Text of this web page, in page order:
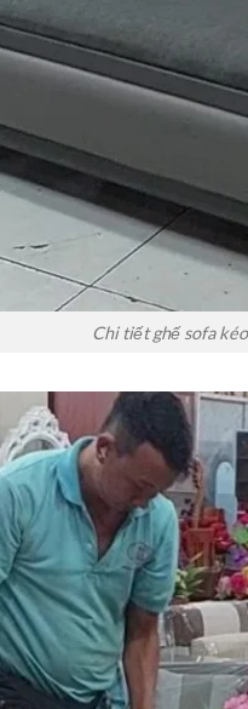
Chi tiết ghế sofa